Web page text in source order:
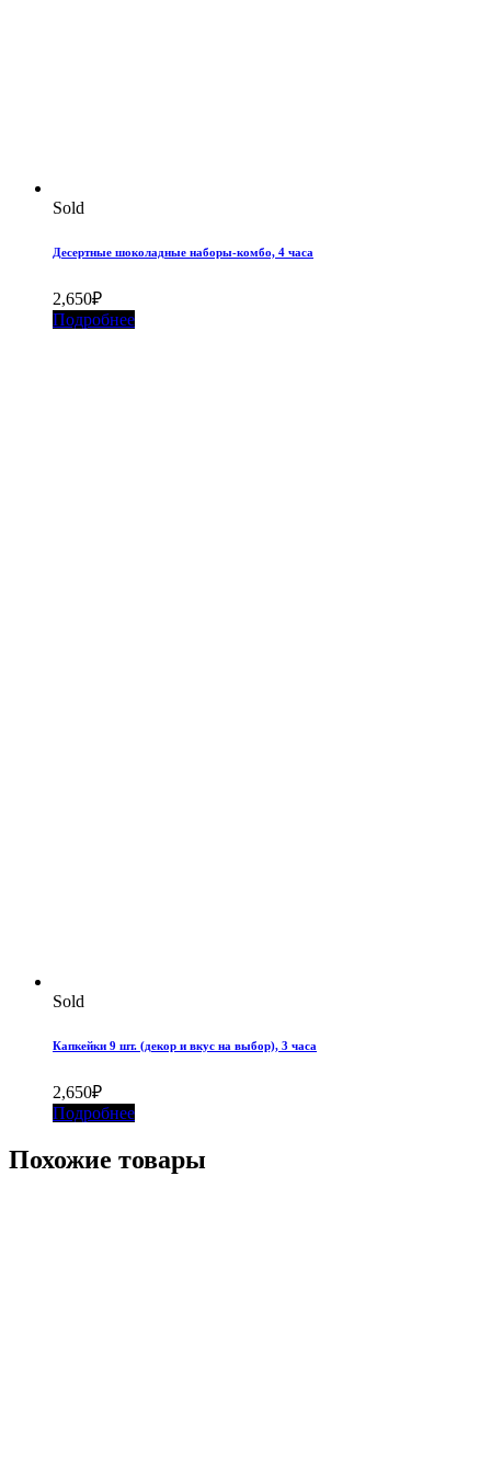
Sold
Десертные шоколадные наборы-комбо, 4 часа
2,650₽
Подробнее
Sold
Капкейки 9 шт. (декор и вкус на выбор), 3 часа
2,650₽
Подробнее
Похожие товары